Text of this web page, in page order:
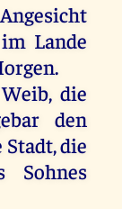
Angesicht
im Lande
.
Weib, die
den
Stadt, die
Sohnes